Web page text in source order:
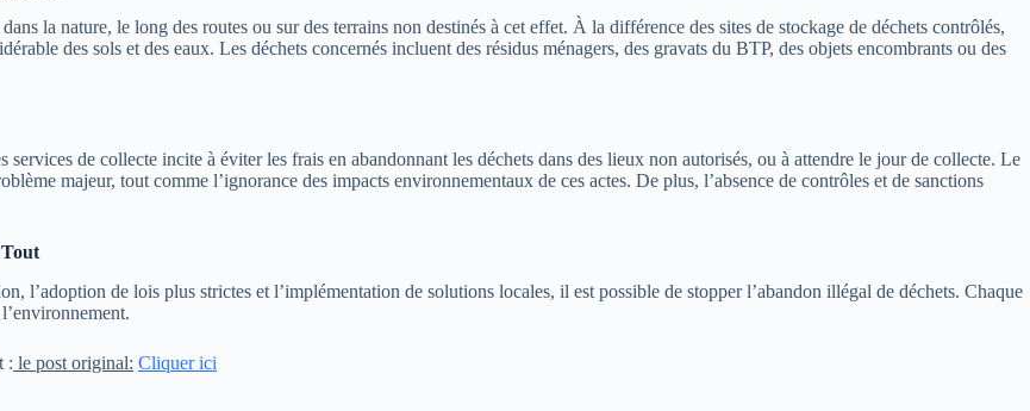
la nature, le long des routes ou sur des terrains non destinés à cet effet. À la différence des sites de stockage de déchets contrôlés,
des sols et des eaux. Les déchets concernés incluent des résidus ménagers, des gravats du BTP, des objets encombrants ou des
de collecte incite à éviter les frais en abandonnant les déchets dans des lieux non autorisés, ou à attendre le jour de collecte. Le
majeur, tout comme l’ignorance des impacts environnementaux de ces actes. De plus, l’absence de contrôles et de sanctions
l’adoption de lois plus strictes et l’implémentation de solutions locales, il est possible de stopper l’abandon illégal de déchets. Chaque
: le post original: Cliquer ici